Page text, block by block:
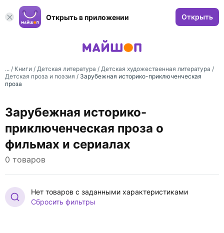
Открыть в приложении Открыть
... / Книги / Детская литература / Детская художественная литература /
Детская проза и поэзия / Зарубежная историко-приключенческая
проза
Зарубежная историко-
приключенческая проза о
фильмах и сериалах
0 товаров
Нет товаров с заданными характеристиками
Сбросить фильтры